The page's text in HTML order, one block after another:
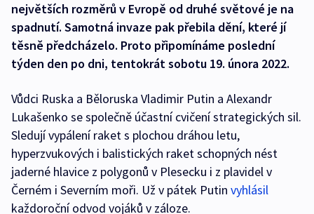
největších rozměrů v Evropě od druhé světové je na
spadnutí. Samotná invaze pak přebila dění, které jí
těsně předcházelo. Proto připomínáme poslední
týden den po dni, tentokrát sobotu 19. února 2022.
Vůdci Ruska a Běloruska Vladimir Putin a Alexandr
Lukašenko se společně účastní cvičení strategických sil.
Sledují vypálení raket s plochou dráhou letu,
hyperzvukových i balistických raket schopných nést
jaderné hlavice z polygonů v Plesecku i z plavidel v
Černém i Severním moři. Už v pátek Putin vyhlásil
každoroční odvod vojáků v záloze.